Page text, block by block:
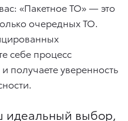
«Пакетное ТО» — это
очередных ТО.
себе процесс
получаете уверенность
идеальный выбор,